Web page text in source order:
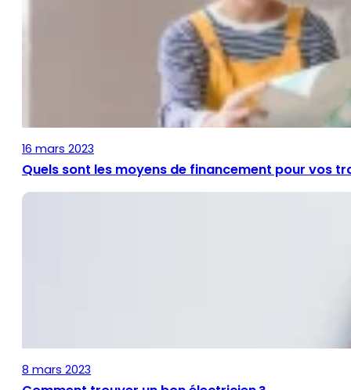
16 mars 2023
Quels sont les moyens de financement pour vos
8 mars 2023